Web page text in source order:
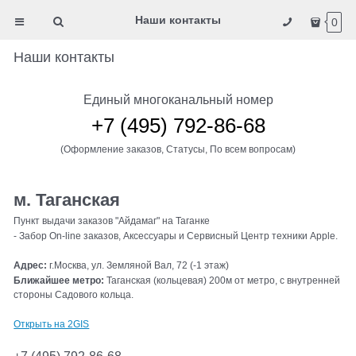
Наши контакты 0
Наши контакты
Единый многоканальный номер
+7 (495) 792-86-68
(Оформление заказов, Статусы, По всем вопросам)
м. Таганская
Пункт выдачи заказов "Айдамаг" на Таганке
- Забор On-line заказов, Аксессуары и Сервисный Центр техники Apple.
Адрес: г.Москва, ул. Земляной Вал, 72 (-1 этаж)
Ближайшее метро: Таганская (кольцевая) 200м от метро, с внутренней
стороны Садового кольца.
Открыть на 2GIS